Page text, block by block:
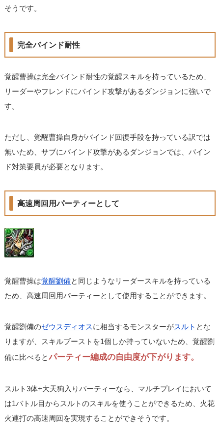
そうです。
完全バインド耐性
覚醒曹操は完全バインド耐性の覚醒スキルを持っているため、
リーダーやフレンドにバインド攻撃があるダンジョンに強いで
す。
ただし、覚醒曹操自身がバインド回復手段を持っている訳では
無いため、サブにバインド攻撃があるダンジョンでは、バイン
ド対策要員が必要となります。
高速周回用パーティーとして
覚醒曹操は覚醒劉備と同じようなリーダースキルを持っている
ため、高速周回用パーティーとして使用することができます。
覚醒劉備のゼウスディオスに相当するモンスターがスルト とな
りますが、スキルブーストを1個しか持っていないため、覚醒劉
備に比べるとパーティー編成の自由度が下がります。
スルト3体+大天狗入りパーティーなら、マルチプレイにおいて
は1バトル目からスルトのスキルを使うことができるため、火花
火連打の高速周回を実現することができそうです。